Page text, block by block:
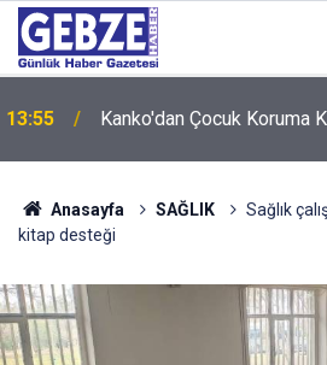
13:55 Kanko'dan Çocuk Koruma
Anasayfa SAĞLIK
Sağlık
kitap desteği